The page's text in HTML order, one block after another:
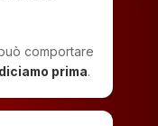
comportare
prima.